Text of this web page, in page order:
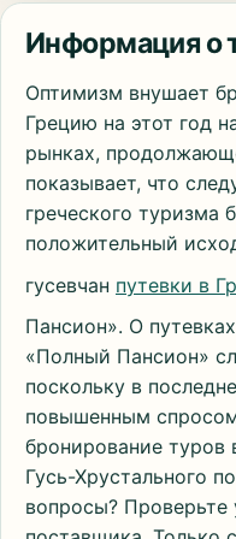
Информация о
Оптимизм внушает
Грецию на этот год
рынках,
показывает, что
греческого туризма
положительный
гусевчан путевки в
Пансион». О
«Полный Пансион»
поскольку в
повышенным
бронирование туров
Гусь-Хрустального
вопросы? Проверьте